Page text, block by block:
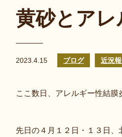
黄砂とアレ
2023.4.15 ブログ 近況
ここ数日、アレルギー性結膜
先日の４月１２日・１３日